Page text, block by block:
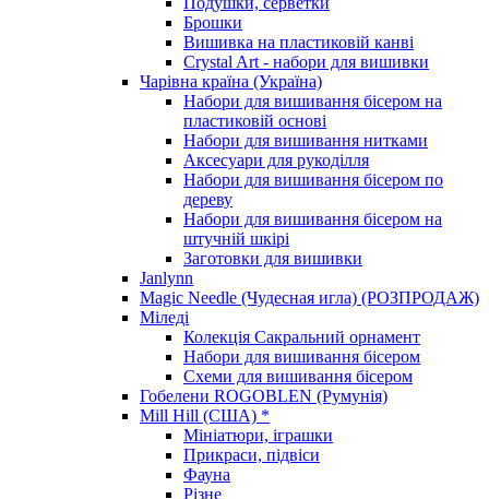
Брошки
Вишивка на пластиковій канві
Crystal Art - набори для вишивки
Чарівна країна (Україна)
Набори для вишивання бісером на
пластиковій основі
Набори для вишивання нитками
Аксесуари для рукоділля
Набори для вишивання бісером по
дереву
Набори для вишивання бісером на
штучній шкірі
Заготовки для вишивки
Janlynn
Magic Needle (Чудесная игла) (РОЗПРОДАЖ)
Міледі
Колекція Сакральний орнамент
Набори для вишивання бісером
Схеми для вишивання бісером
Гобелени ROGOBLEN (Румунія)
Mill Hill (США) *
Мініатюри, іграшки
Прикраси, підвіси
Фауна
Різне